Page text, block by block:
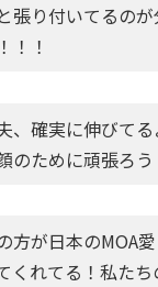
張り付いてるの
！！
、確実に伸びて
のために頑張ろう
方が日本のMOA
くれてる！私た